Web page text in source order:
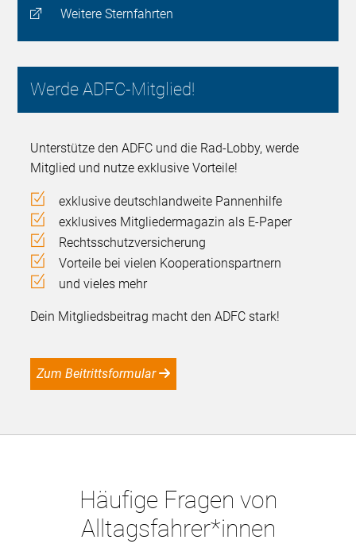
Weitere Sternfahrten
Werde ADFC-Mitglied!
Unterstütze den ADFC und die Rad-Lobby, werde
Mitglied und nutze exklusive Vorteile!
exklusive deutschlandweite Pannenhilfe
exklusives Mitgliedermagazin als E-Paper
Rechtsschutzversicherung
Vorteile bei vielen Kooperationspartnern
und vieles mehr
Dein Mitgliedsbeitrag macht den ADFC stark!
Zum Beitrittsformular
Häufige Fragen von
Alltagsfahrer*innen